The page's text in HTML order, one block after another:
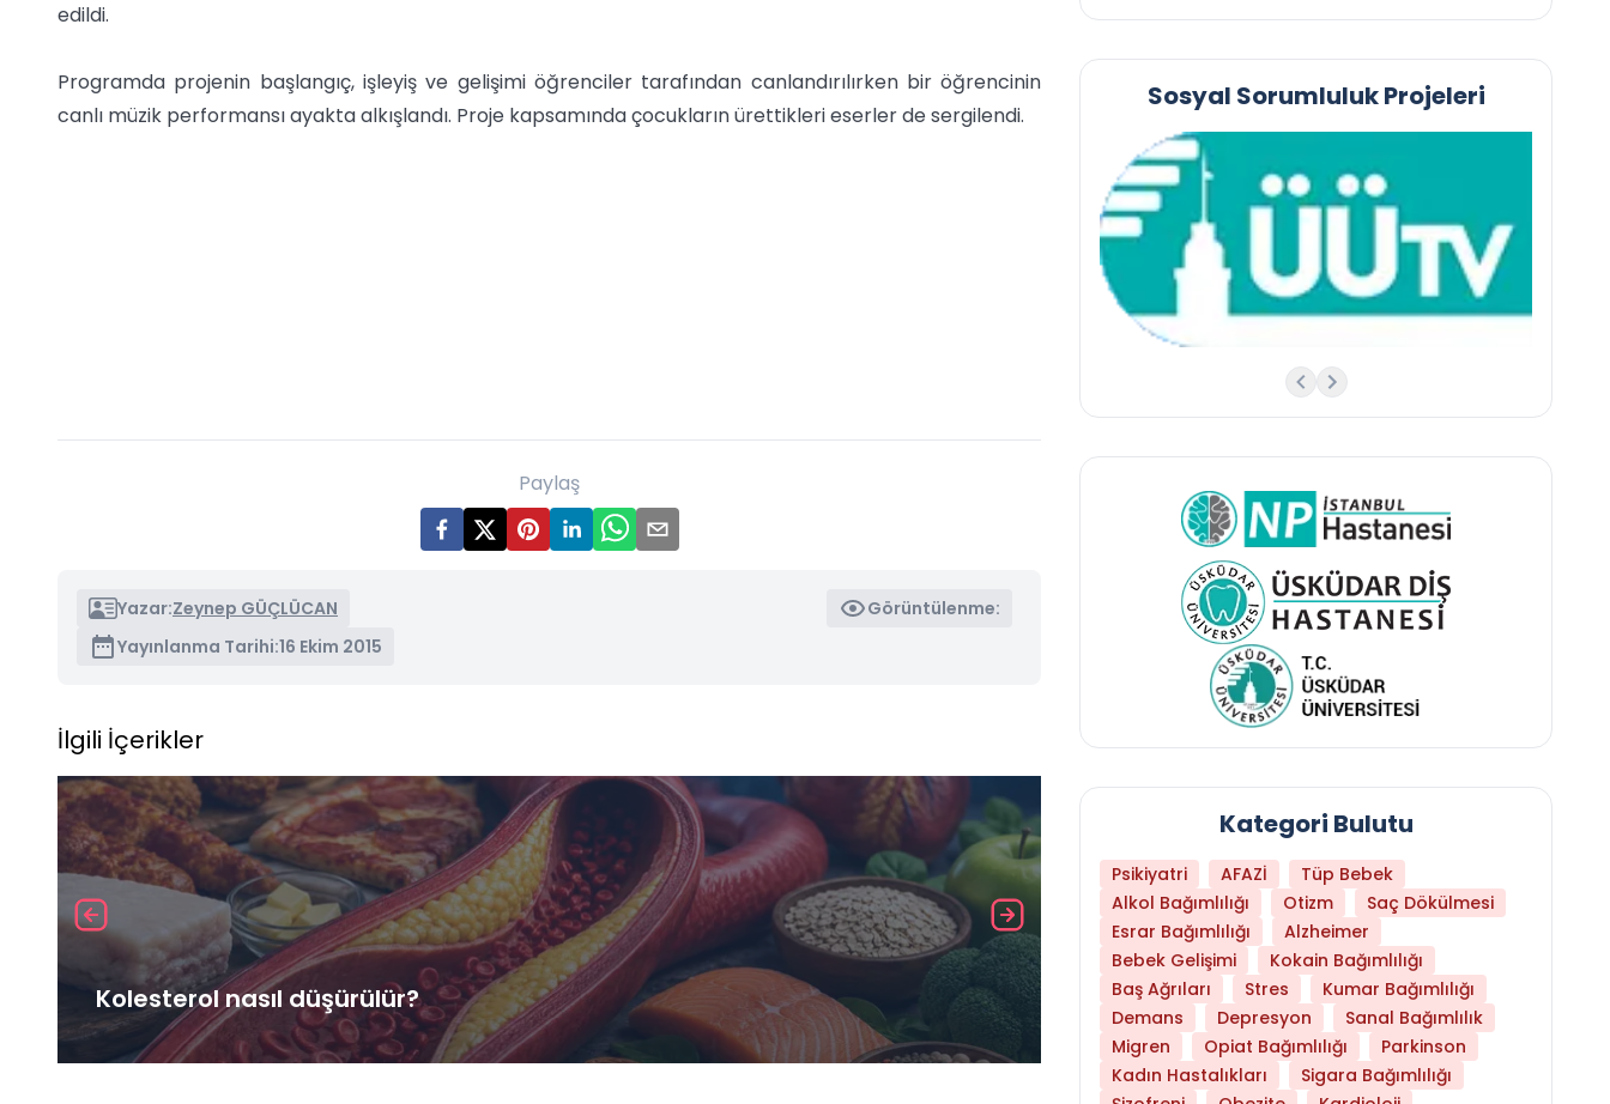
edildi.
Programda projenin başlangıç, işleyiş ve gelişimi öğrenciler tarafından canlandırılırken bir öğrencinin
canlı müzik performansı ayakta alkışlandı. Proje kapsamında çocukların ürettikleri eserler de sergilendi.
Paylaş
Yazar:Zeynep GÜÇLÜCAN
Görüntülenme:
Yayınlanma Tarihi:16 Ekim 2015
İlgili İçerikler
Kolesterol nasıl düşürülür? Daha Az Protein Tüketmek Yaşlanmayı
Sosyal Sorumluluk Projeleri
Kategori Bulutu
Psikiyatri AFAZİ
Tüp Bebek
Alkol Bağımlılığı
Otizm
Saç Dökülmesi
Esrar Bağımlılığı
Alzheimer
Bebek Gelişimi
Kokain Bağımlılığı
Baş Ağrıları
Stres
Kumar Bağımlılığı
Demans
Depresyon
Sanal Bağımlılık
Migren
Opiat Bağımlılığı
Parkinson
Kadın Hastalıkları
Sigara Bağımlılığı